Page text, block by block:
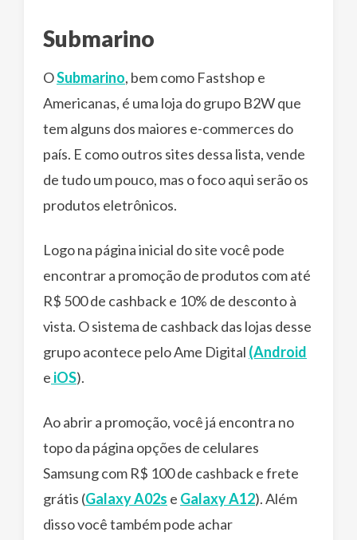
Submarino
OSubmarino, bem como Fastshop e
Americanas, é uma loja do grupo B2W que
tem alguns dos maiores e-commerces do
país. E como outros sites dessa lista, vende
de tudo um pouco, mas o foco aqui serão os
produtos eletrônicos.
Logo na página inicial do site você pode
encontrar a promoção de produtos com até
R$ 500 de cashback e 10% de desconto à
vista. O sistema de cashback das lojas desse
grupo acontece pelo Ame Digital (Android
e iOS).
Ao abrir a promoção, você já encontra no
topo da página opções de celulares
Samsung com R$ 100 de cashback e frete
grátis (Galaxy A02s e Galaxy A12). Além
disso você também pode achar